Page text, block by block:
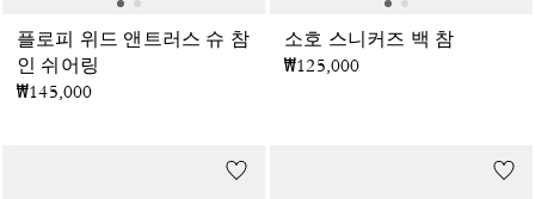
플로피 위드 앤트러스 슈 참
인 쉬어링
₩145,000
소호 스니커즈 백 참
₩125,000